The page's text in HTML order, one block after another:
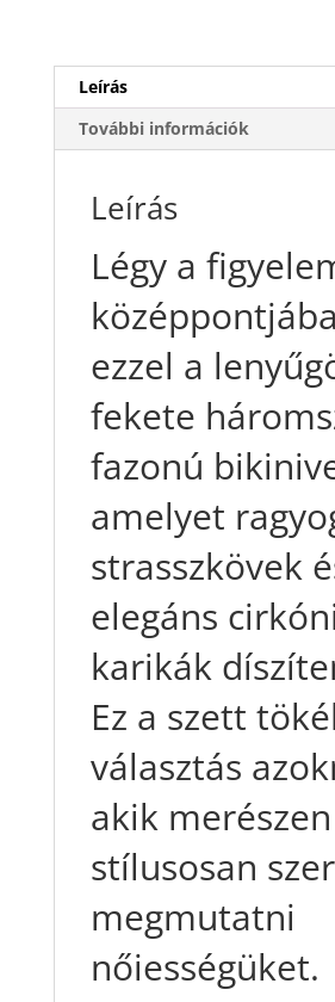
merészség
egy
darabban
Leírás
További információk
Leírás
Légy a
ezzel a
fekete
fazonú
amelyet
strasszkövek
elegáns
karikák
Ez a szett
választás
akik
stílusosan
megmutatni
nőiességüket.